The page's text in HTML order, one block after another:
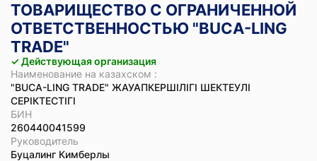
ТОВАРИЩЕСТВО С ОГРАНИЧЕННОЙ
ОТВЕТСТВЕННОСТЬЮ "BUCA-LING
TRADE"
✓ Действующая организация
Наименование на казахском :
"BUCA-LING TRADE" ЖАУАПКЕРШІЛІГІ ШЕКТЕУЛІ
СЕРІКТЕСТІГІ
БИН
260440041599
Руководитель
Буцалинг Кимберлы